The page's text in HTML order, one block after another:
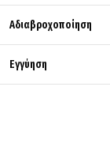
Αδιαβροχοποίηση
Εγγύηση